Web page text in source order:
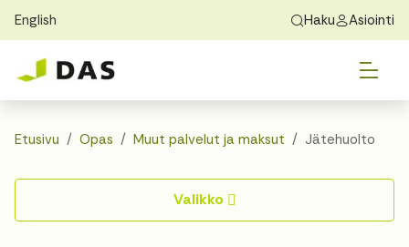
Skip to main content Skip to main navigation
English
Exchange Students
Tietoa DASista
Haku Asiointi
Löydä koti
Asuminen
Etusivu Opas Muut palvelut ja maksut Jätehuolto
Valikko